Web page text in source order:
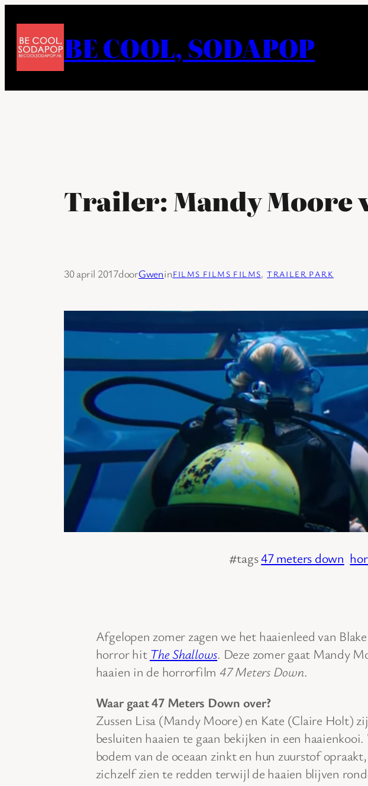
de
BE COOL, SODAPOP
Trailer: Mandy Moore
30 april 2017doorGweninFILMS FILMS FILMS, TRAILER PARK
#tags47 meters down
Afgelopen zomer zagen we het haaienleed van
horror hit The Shallows. Deze zomer gaat Mandy
haaien in de horrorfilm 47 Meters Down.
Waar gaat 47 Meters Down over?
Zussen Lisa (Mandy Moore) en Kate (Claire Holt)
besluiten haaien te gaan bekijken in een
bodem van de oceaan zinkt en hun zuurstof
zichzelf zien te redden terwijl de haaien blijven